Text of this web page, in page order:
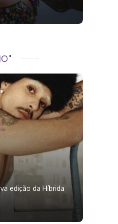
edição da Híbrida